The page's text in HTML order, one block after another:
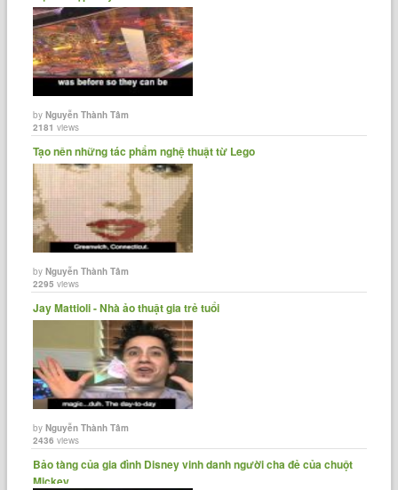
byNguyễn Thành Tâm
2181 views
Tạo nên những tác phẩm nghệ thuật từ Lego
byNguyễn Thành Tâm
2295 views
Jay Mattioli - Nhà ảo thuật gia trẻ tuổi
byNguyễn Thành Tâm
2436 views
Bảo tàng của gia đình Disney vinh danh người cha đẻ của chuột
Mickey.